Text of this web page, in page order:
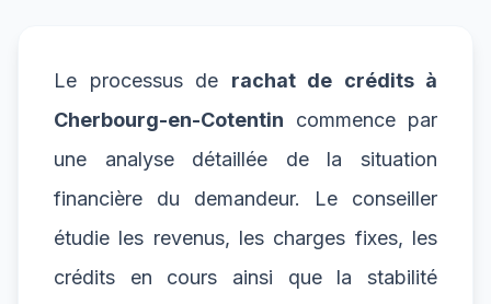
Le processus de rachat de crédits à
Cherbourg-en-Cotentin commence par
une analyse détaillée de la situation
financière du demandeur. Le conseiller
étudie les revenus, les charges fixes, les
crédits en cours ainsi que la stabilité